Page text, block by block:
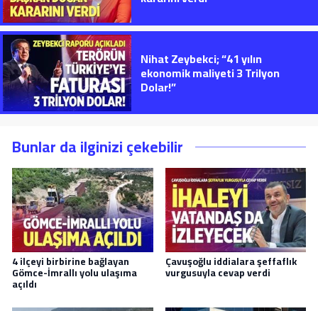
Nihat Zeybekci; “41 yılın
ekonomik maliyeti 3 Trilyon
Dolar!”
Bunlar da ilginizi çekebilir
4 ilçeyi birbirine bağlayan
Gömce-İmrallı yolu ulaşıma
açıldı
Çavuşoğlu iddialara şeffaflık
vurgusuyla cevap verdi